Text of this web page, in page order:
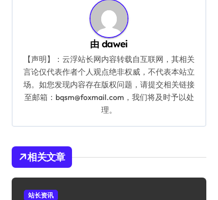
由dawei
【声明】：云浮站长网内容转载自互联网，其相关
言论仅代表作者个人观点绝非权威，不代表本站立
场。如您发现内容存在版权问题，请提交相关链接
至邮箱：bqsm@foxmail.com，我们将及时予以处
理。
相关文章
站长资讯